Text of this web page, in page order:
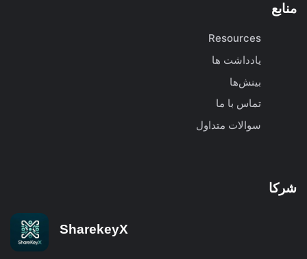
منابع
Resources
یادداشت ها
بینش‌ها
تماس با ما
سوالات متداول
شرکا
SharekeyX